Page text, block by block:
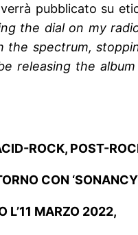
pubblicato su
the dial on my
spectrum,
releasing the
ROCK, POST-
CON
L’11 MARZO 2022,